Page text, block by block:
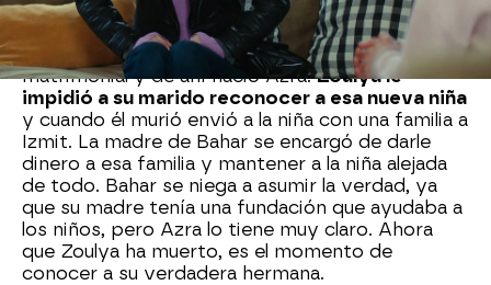
Según Azra, la madre de Bahar sabía que su
padre había tenido una aventura extra
matrimonial y de ahí nació Azra.Zoulya le
impidió a su marido reconocer a esa nueva niña
y cuando él murió envió a la niña con una familia a
Izmit. La madre de Bahar se encargó de darle
dinero a esa familia y mantener a la niña alejada
de todo. Bahar se niega a asumir la verdad, ya
que su madre tenía una fundación que ayudaba a
los niños, pero Azra lo tiene muy claro. Ahora
que Zoulya ha muerto, es el momento de
conocer a su verdadera hermana.